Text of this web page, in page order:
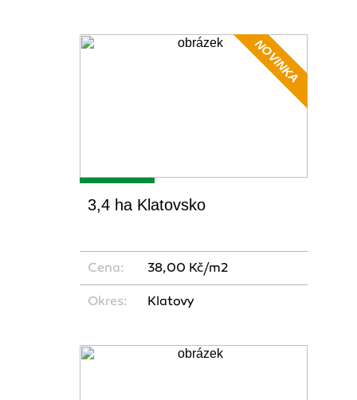
NOVINKA
3,4 ha Klatovsko
Cena: 38,00 Kč/m2
Okres: Klatovy